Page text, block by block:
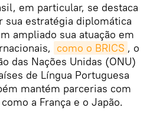
em particular, se destaca
sua estratégia diplomática
ampliado sua atuação em
como o BRICS , o
das Nações Unidas (ONU)
de Língua Portuguesa
mantém parcerias com
a França e o Japão.